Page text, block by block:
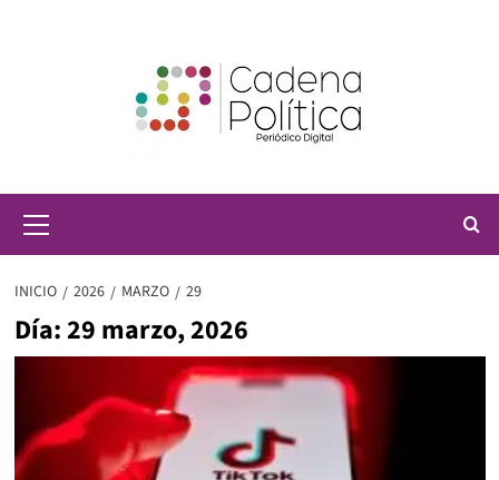
principal
INICIO 2026 MARZO 29
Día:29 marzo, 2026